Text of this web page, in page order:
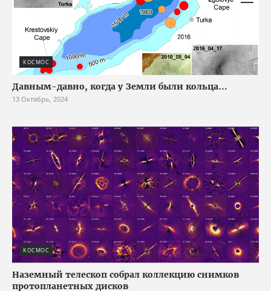
КОСМОС
Давным-давно, когда у Земли были кольца...
13 Октябрь, 2024
КОСМОС
Наземный телескоп собрал коллекцию снимков
протопланетных дисков